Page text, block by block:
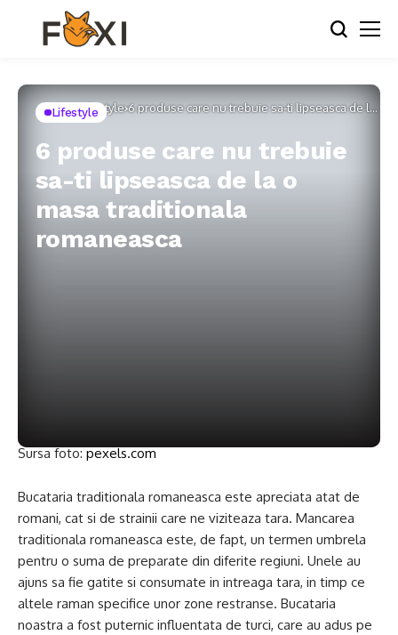
Home Lifestyle 6 produse care nu trebuie sa-ti lipseasca de la
Lifestyle
6 produse care nu trebuie
sa-ti lipseasca de la o
masa traditionala
romaneasca
Sursa foto:pexels.com
Bucataria traditionala romaneasca este apreciata atat de
romani, cat si de strainii care ne viziteaza tara. Mancarea
traditionala romaneasca este, de fapt, un termen umbrela
pentru o suma de preparate din diferite regiuni. Unele au
ajuns sa fie gatite si consumate in intreaga tara, in timp ce
altele raman specifice unor zone restranse. Bucataria
noastra a fost puternic influentata de turci, care au adus pe